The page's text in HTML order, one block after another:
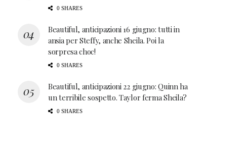
0 SHARES
Beautiful, anticipazioni 16 giugno: tutti in
ansia per Steffy, anche Sheila. Poi la
sorpresa choc!
0 SHARES
Beautiful, anticipazioni 22 giugno: Quinn ha
un terribile sospetto. Taylor ferma Sheila?
0 SHARES